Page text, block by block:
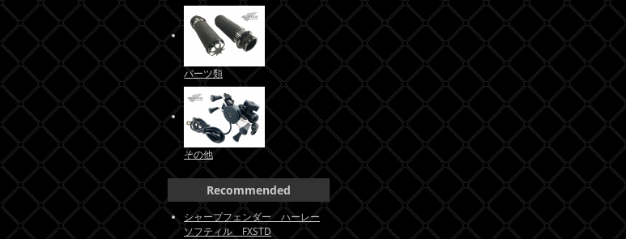
パーツ類
その他
Recommended
シャープフェンダー ハーレー
ソフティル FXSTD